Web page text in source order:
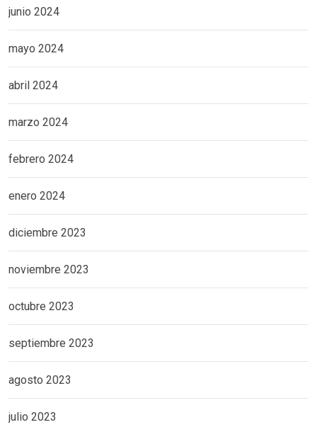
junio 2024
mayo 2024
abril 2024
marzo 2024
febrero 2024
enero 2024
diciembre 2023
noviembre 2023
octubre 2023
septiembre 2023
agosto 2023
julio 2023